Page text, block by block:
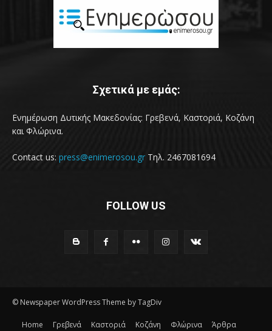
Σχετικά με εμάς:
Ενημέρωση Δυτικής Μακεδονίας: Γρεβενά, Καστοριά, Κοζάνη
και Φλώρινα.
Contact us: press@enimerosou.gr Τηλ. 2467081694
FOLLOW US
© Newspaper WordPress Theme by TagDiv
Home Γρεβενά Καστοριά Κοζάνη Φλώρινα Άρθρα